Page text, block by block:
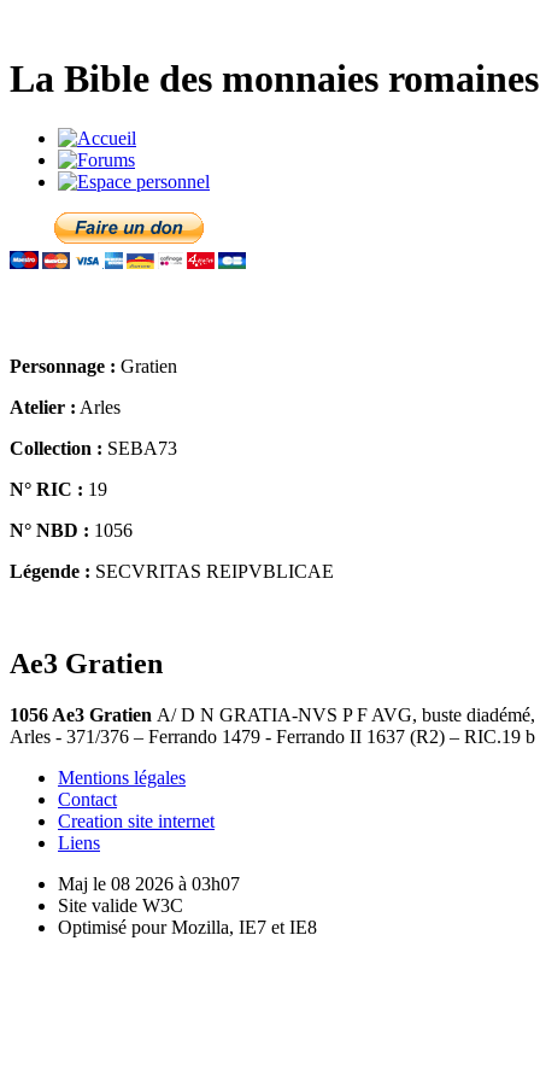
La Bible des monnaies
Personnage : Gratien
Atelier : Arles
Collection : SEBA73
N° RIC : 19
N° NBD : 1056
Légende : SECVRITAS REIPVBLICAE
Ae3 Gratien
1056 Ae3 Gratien A/ D N GRATIA-NVS P F AVG, buste diadémé,
Arles - 371/376 – Ferrando 1479 - Ferrando II 1637 (R2) – RIC.19
Mentions légales
Contact
Creation site internet
Liens
Maj le 08 2026 à 03h07
Site valide W3C
Optimisé pour Mozilla, IE7 et IE8